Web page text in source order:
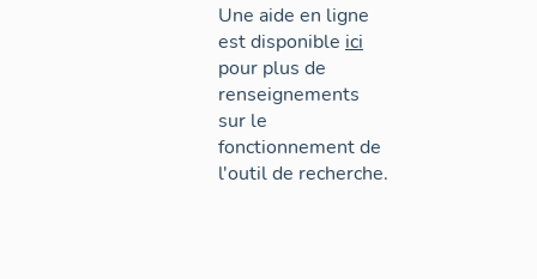
Une aide en ligne
est disponible ici
pour plus de
renseignements
sur le
fonctionnement de
l'outil de recherche.